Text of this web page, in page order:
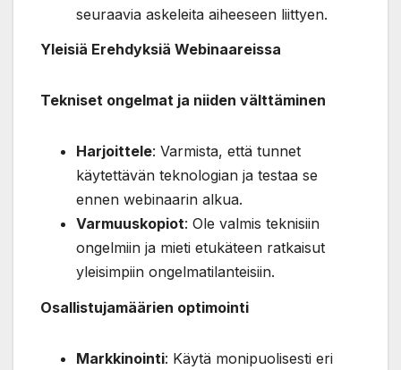
seuraavia askeleita aiheeseen liittyen.
Yleisiä Erehdyksiä Webinaareissa
Tekniset ongelmat ja niiden välttäminen
Harjoittele: Varmista, että tunnet
käytettävän teknologian ja testaa se
ennen webinaarin alkua.
Varmuuskopiot: Ole valmis teknisiin
ongelmiin ja mieti etukäteen ratkaisut
yleisimpiin ongelmatilanteisiin.
Osallistujamäärien optimointi
Markkinointi: Käytä monipuolisesti eri